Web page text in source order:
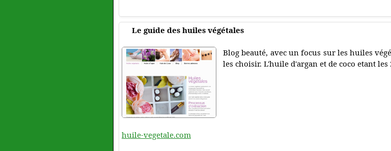
Le guide des huiles végétales
Blog beauté, avec un focus sur les huiles
les choisir. L'huile d'argan et de coco etant
huile-vegetale.com